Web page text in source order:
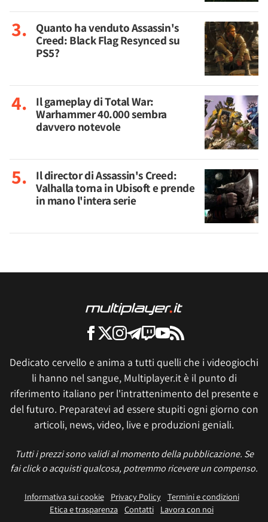
Quanto ha venduto Assassin's
Creed: Black Flag Resynced su
PS5?
Il gameplay di Total War:
Warhammer 40.000 sembra
davvero notevole
Il director di Assassin's Creed:
Valhalla torna in Ubisoft e prende
in mano l'intera serie
Dedicato cervello e anima a tutti quelli che i videogiochi
li hanno nel sangue, Multiplayer.it è il punto di
riferimento italiano per l'intrattenimento del presente e
del futuro. Preparatevi ad essere stupiti ogni giorno con
articoli, news, video, live e produzioni geniali.
Tutti i prezzi sono validi al momento della pubblicazione. Se
fai click o acquisti qualcosa, potremmo ricevere un compenso.
Informativa sui cookie Privacy Policy
Termini e condizioni
Etica e trasparenza Contatti
Lavora con noi